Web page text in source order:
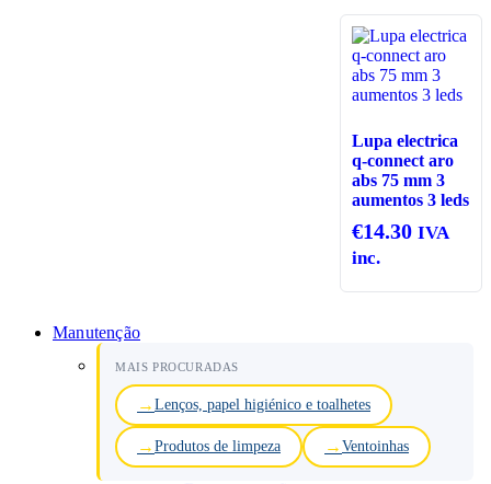
Lupa electrica
q-connect aro
abs 75 mm 3
aumentos 3 leds
€14.30 IVA
inc.
Manutenção
MAIS PROCURADAS
Lenços, papel higiénico e toalhetes
Produtos de limpeza Ventoinhas